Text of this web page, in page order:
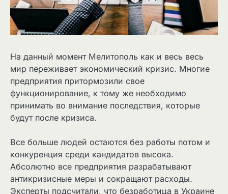
На данный момент Мелитополь как и весь весь
мир переживает экономический кризис. Многие
предприятия притормозили свое
функционирование, к тому же необходимо
принимать во внимание последствия, которые
будут после кризиса.
Все больше людей остаются без работы потом и
конкуренция среди кандидатов высока.
Абсолютно все предприятия разрабатывают
антикризисные меры и сокращают расходы.
Эксперты подсчитали, что безработица в Украине